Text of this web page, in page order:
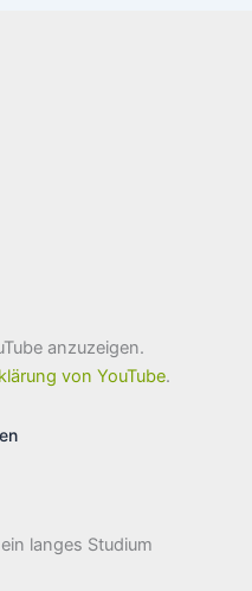
anzuzeigen.
von YouTube.
langes Studium